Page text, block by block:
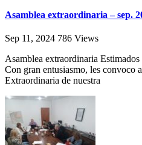
Asamblea extraordinaria – sep.
Sep 11, 2024 786 Views
Asamblea extraordinaria
Con gran entusiasmo, les convoco
Extraordinaria de nuestra